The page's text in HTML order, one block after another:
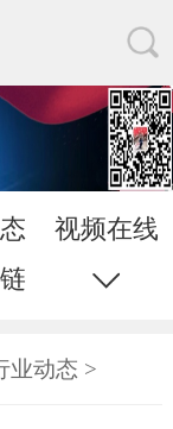
视频在线
网站地图
业动态 >